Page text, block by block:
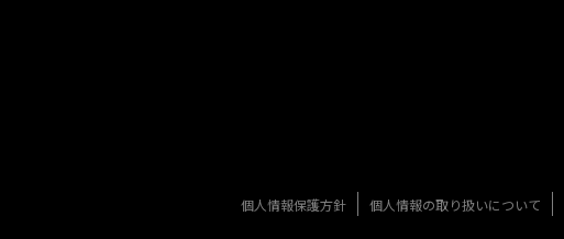
個人情報保護方針 個人情報の取り扱いについて